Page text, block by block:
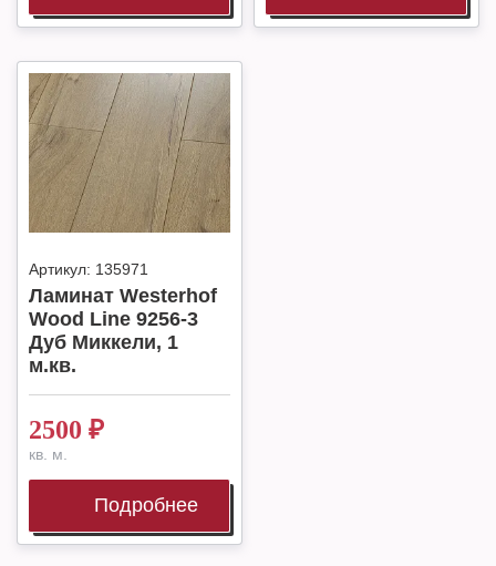
Артикул: 135971
Ламинат Westerhof
Wood Line 9256-3
Дуб Миккели, 1
м.кв.
2500 ₽
кв. м.
Подробнее